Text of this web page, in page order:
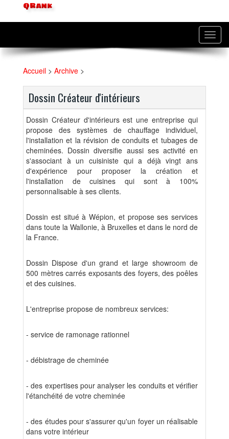
QRank
Accueil > Archive >
Dossin Créateur d'intérieurs
Dossin Créateur d'intérieurs est une entreprise qui
propose des systèmes de chauffage individuel,
l'installation et la révision de conduits et tubages de
cheminées. Dossin diversifie aussi ses activité en
s'associant à un cuisiniste qui a déjà vingt ans
d'expérience pour proposer la création et
l'installation de cuisines qui sont à 100%
personnalisable à ses clients.
Dossin est situé à Wépion, et propose ses services
dans toute la Wallonie, à Bruxelles et dans le nord de
la France.
Dossin Dispose d'un grand et large showroom de
500 mètres carrés exposants des foyers, des poêles
et des cuisines.
L'entreprise propose de nombreux services:
- service de ramonage rationnel
- débistrage de cheminée
- des expertises pour analyser les conduits et vérifier
l'étanchéité de votre cheminée
- des études pour s'assurer qu'un foyer un réalisable
dans votre intérieur